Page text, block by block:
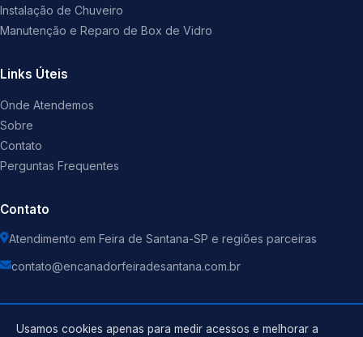
Instalação de Chuveiro
Manutenção e Reparo de Box de Vidro
Links Úteis
Onde Atendemos
Sobre
Contato
Perguntas Frequentes
Contato
Atendimento em Feira de Santana-SP e regiões parceiras
contato@encanadorfeiradesantana.com.br
Usamos cookies apenas para medir acessos e melhorar a